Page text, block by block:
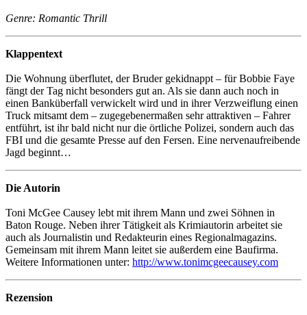
Genre: Romantic Thrill
Klappentext
Die Wohnung überflutet, der Bruder gekidnappt – für Bobbie Faye
fängt der Tag nicht besonders gut an. Als sie dann auch noch in
einen Banküberfall verwickelt wird und in ihrer Verzweiflung einen
Truck mitsamt dem – zugegebenermaßen sehr attraktiven – Fahrer
entführt, ist ihr bald nicht nur die örtliche Polizei, sondern auch das
FBI und die gesamte Presse auf den Fersen. Eine nervenaufreibende
Jagd beginnt…
Die Autorin
Toni McGee Causey lebt mit ihrem Mann und zwei Söhnen in
Baton Rouge. Neben ihrer Tätigkeit als Krimiautorin arbeitet sie
auch als Journalistin und Redakteurin eines Regionalmagazins.
Gemeinsam mit ihrem Mann leitet sie außerdem eine Baufirma.
Weitere Informationen unter: http://www.tonimcgeecausey.com
Rezension